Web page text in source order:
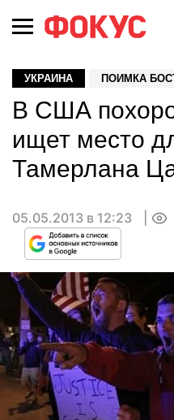
УКРАИНА ПОИМКА
В США
ищет место
Тамерлана
05.05.2013 в 12:23